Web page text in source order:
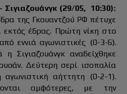
Σιγιαζουάνγκ (29/05, 10:30):
της Γκουαντζού ΡΦ πέτυχε
εκτός έδρας. Πρώτη νίκη στο
εννιά αγωνιστικές (0-3-6).
Σιγιαζουάνγκ αναδείχθηκε
Δεύτερη σερί ισοπαλία
αγωνιστική αήττητη (0-2-1).
αμφότερες, με την